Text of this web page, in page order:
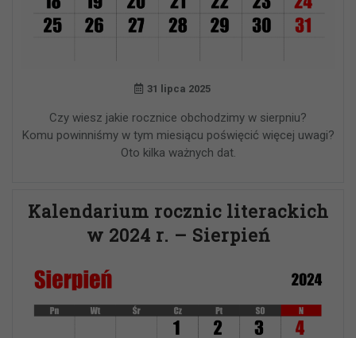
31 lipca 2025
Czy wiesz jakie rocznice obchodzimy w sierpniu?
Komu powinniśmy w tym miesiącu poświęcić więcej uwagi?
Oto kilka ważnych dat.
Kalendarium rocznic literackich
w 2024 r. – Sierpień